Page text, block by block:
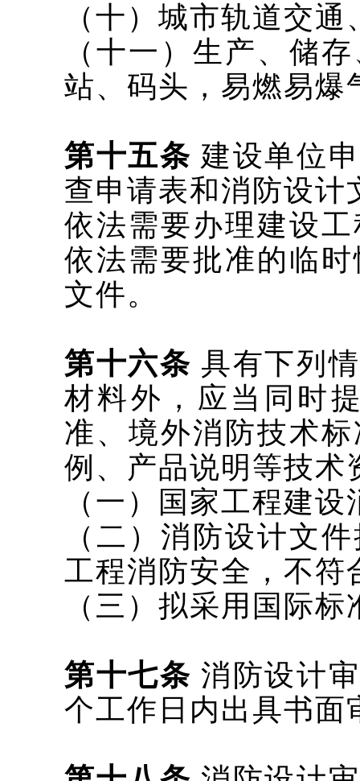
（十）城市轨道交
（十一）生产、储
站、码头，易燃易爆
第十五条 建设单位
查申请表和消防设计
依法需要办理建设
依法需要批准的临
文件。
第十六条 具有下列
材料外，应当同时
准、境外消防技术
例、产品说明等技术
（一）国家工程建
（二）消防设计文
工程消防安全，不符
（三）拟采用国际
第十七条 消防设计
个工作日内出具书面